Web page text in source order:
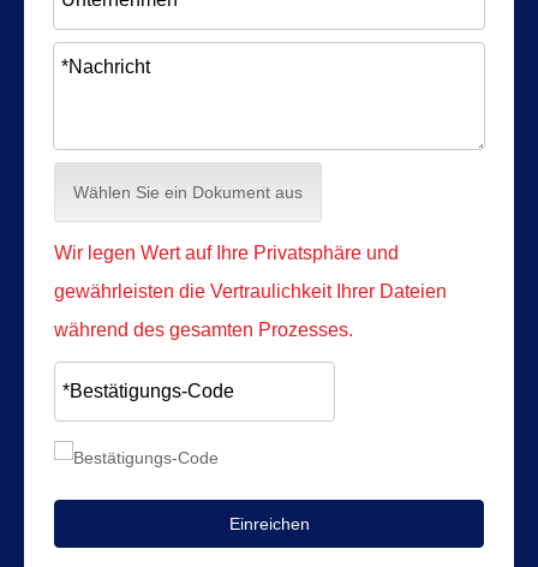
Wählen Sie ein Dokument aus
Wir legen Wert auf Ihre Privatsphäre und
gewährleisten die Vertraulichkeit Ihrer Dateien
während des gesamten Prozesses.
Einreichen